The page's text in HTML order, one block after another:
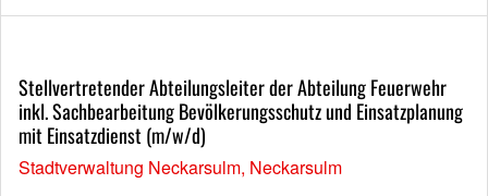
Stellvertretender Abteilungsleiter der Abteilung Feuerwehr
inkl. Sachbearbeitung Bevölkerungsschutz und Einsatzplanung
mit Einsatzdienst (m/w/d)
Stadtverwaltung Neckarsulm, Neckarsulm